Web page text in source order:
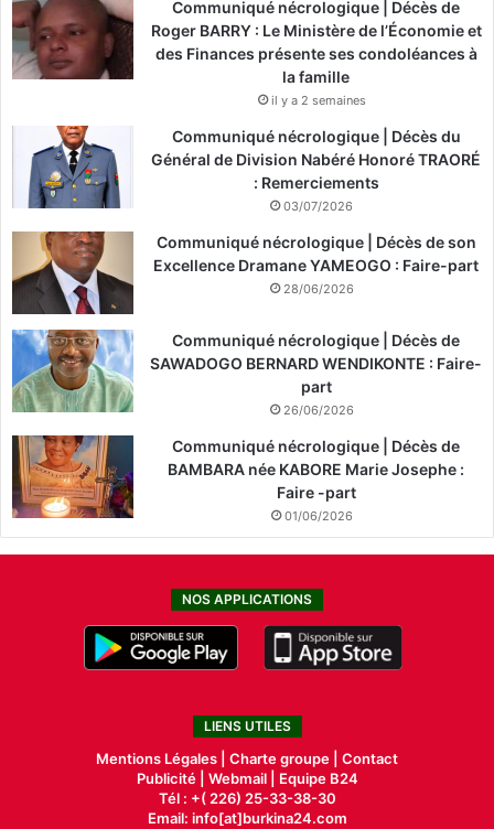
Communiqué nécrologique | Décès de
Roger BARRY : Le Ministère de l’Économie et
des Finances présente ses condoléances à
la famille
il y a 2 semaines
Communiqué nécrologique | Décès du
Général de Division Nabéré Honoré TRAORÉ
: Remerciements
03/07/2026
Communiqué nécrologique | Décès de son
Excellence Dramane YAMEOGO : Faire-part
28/06/2026
Communiqué nécrologique | Décès de
SAWADOGO BERNARD WENDIKONTE : Faire-
part
26/06/2026
Communiqué nécrologique | Décès de
BAMBARA née KABORE Marie Josephe :
Faire -part
01/06/2026
NOS APPLICATIONS
LIENS UTILES
Mentions Légales | Charte groupe | Contact
Publicité| Webmail |
Equipe B24
Tél : +( 226) 25-33-38-30
Email: info[at]burkina24.com